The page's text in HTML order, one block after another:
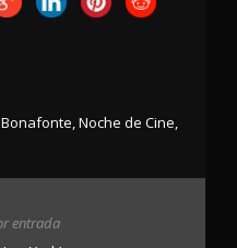
,Noche de Cine,
entrada